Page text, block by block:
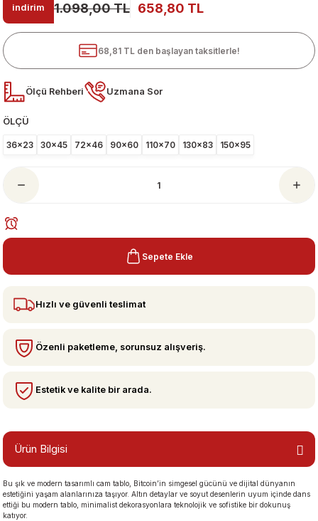
Manzaraları
indirim
1.098,00 TL 658,80 TL
68,81 TL den başlayan taksitlerle!
Ölçü Rehberi Uzmana Sor
ÖLÇÜ
36x23 30x45 72x46 90x60 110x70 130x83 150x95
Sepete Ekle
Hızlı ve güvenli teslimat
Özenli paketleme, sorunsuz alışveriş.
Estetik ve kalite bir arada.
Ürün Bilgisi
Bu şık ve modern tasarımlı cam tablo, Bitcoin’in simgesel gücünü ve dijital dünyanın
estetiğini yaşam alanlarınıza taşıyor. Altın detaylar ve soyut desenlerin uyum içinde dans
ettiği bu modern tablo, minimalist dekorasyonlara teknolojik ve sofistike bir dokunuş
katıyor.